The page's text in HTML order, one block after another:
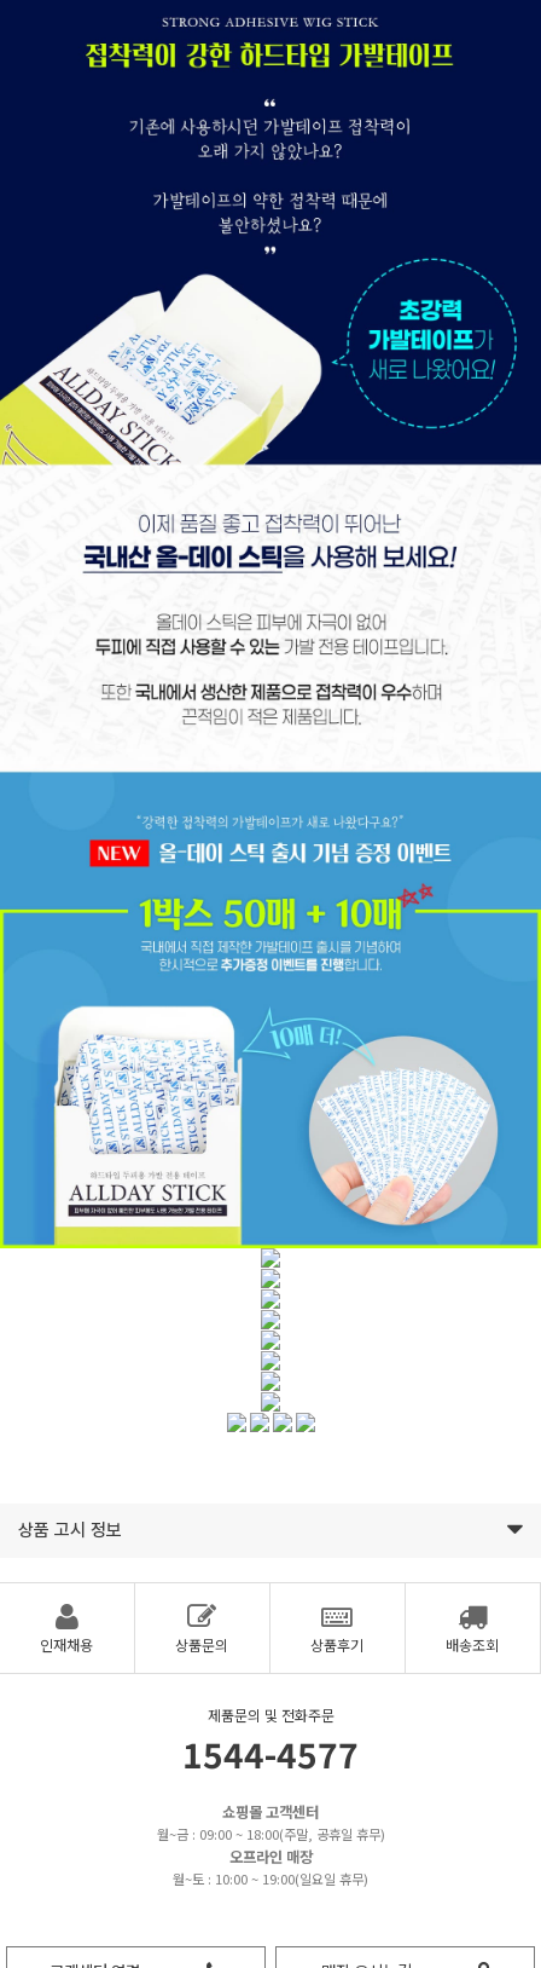
상품 고시 정보
인재채용 상품문의 상품후기 배송조회
제품문의 및 전화주문
1544-4577
쇼핑몰 고객센터
월~금 : 09:00 ~ 18:00(주말, 공휴일 휴무)
오프라인 매장
월~토 : 10:00 ~ 19:00(일요일 휴무)